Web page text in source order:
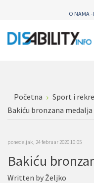
O NAMA
Početna
Sport i
Bakiću bronzana
ponedeljak, 24 februar 2020 10:05
Bakiću
Written byŽeljko